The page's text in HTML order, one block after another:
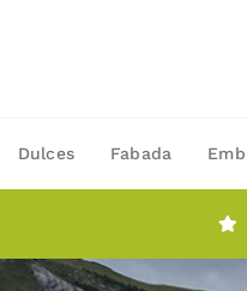
Dulces Fabada